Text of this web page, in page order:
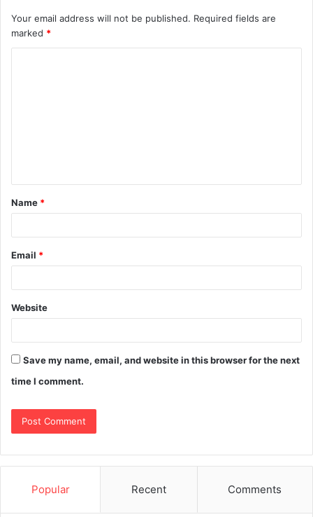
Your email address will not be published. Required fields are
marked *
Name *
Email *
Website
Save my name, email, and website in this browser for the next
time I comment.
Popular Recent Comments